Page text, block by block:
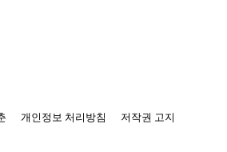
개인정보 처리방침 저작권 고지